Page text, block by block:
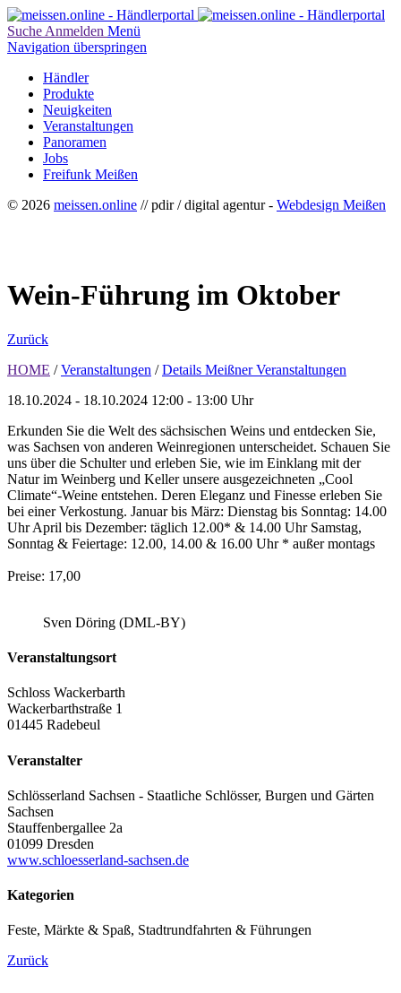
Suche Anmelden Menü
Navigation überspringen
Händler
Produkte
Neuigkeiten
Veranstaltungen
Panoramen
Jobs
Freifunk Meißen
© 2026 meissen.online // pdir / digital agentur - Webdesign Meißen
Wein-Führung im Oktober
Zurück
HOME / Veranstaltungen / Details Meißner Veranstaltungen
18.10.2024 - 18.10.2024 12:00 - 13:00 Uhr
Erkunden Sie die Welt des sächsischen Weins und entdecken Sie,
was Sachsen von anderen Weinregionen unterscheidet. Schauen Sie
uns über die Schulter und erleben Sie, wie im Einklang mit der
Natur im Weinberg und Keller unsere ausgezeichneten „Cool
Climate“-Weine entstehen. Deren Eleganz und Finesse erleben Sie
bei einer Verkostung. Januar bis März: Dienstag bis Sonntag: 14.00
Uhr April bis Dezember: täglich 12.00* & 14.00 Uhr Samstag,
Sonntag & Feiertage: 12.00, 14.00 & 16.00 Uhr * außer montags
Preise: 17,00
Sven Döring (DML-BY)
Veranstaltungsort
Schloss Wackerbarth
Wackerbarthstraße 1
01445 Radebeul
Veranstalter
Schlösserland Sachsen - Staatliche Schlösser, Burgen und Gärten
Sachsen
Stauffenbergallee 2a
01099 Dresden
www.schloesserland-sachsen.de
Kategorien
Feste, Märkte & Spaß, Stadtrundfahrten & Führungen
Zurück